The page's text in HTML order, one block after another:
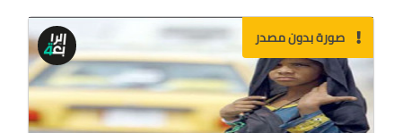
صورة بدون مصدر